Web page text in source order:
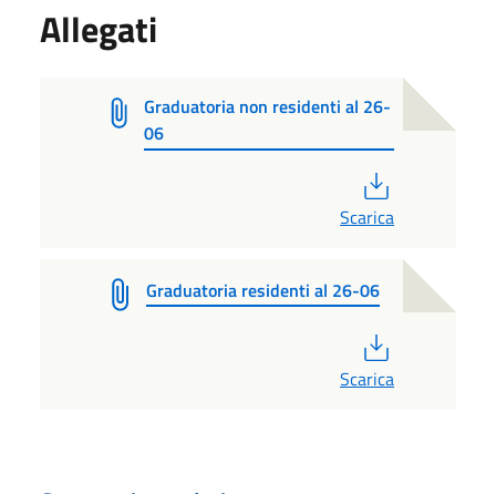
Allegati
Graduatoria non residenti al 26-
06
Scarica
Graduatoria residenti al 26-06
Scarica